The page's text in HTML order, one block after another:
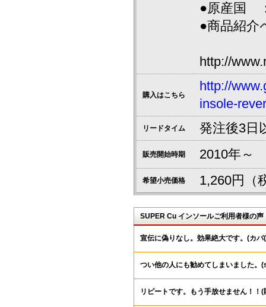
●原産国
●商品紹
http://
購入はこちら
http://
insole-
リードタイム 発注後3日
販売開始時期 2010年～
希望小売価格 1,260円（
SUPER Cu インソールご利用者様の声
宣伝に偽りなし。効果絶大です。(カバ
つい他の人にも勧めてしまいました。
リピートです。もう手放せません！！